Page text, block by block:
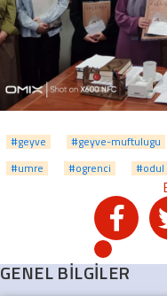
#geyve #geyve-muftulugu
#umre
#ogrenci #odul
GENEL BİLGİLER